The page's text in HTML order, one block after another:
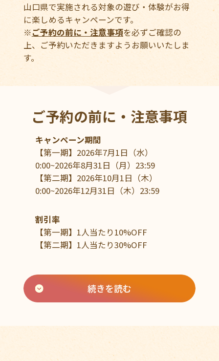
山口県で実施される対象の遊び・体験がお得
に楽しめるキャンペーンです。
※ご予約の前に・注意事項を必ずご確認の
上、ご予約いただきますようお願いいたしま
す。
ご予約の前に・注意事項
キャンペーン期間
【第一期】2026年7月1日（水）
0:00~2026年8月31日（月）23:59
【第二期】2026年10月1日（木）
0:00~2026年12月31日（木）23:59
割引率
【第一期】1人当たり10%OFF
【第二期】1人当たり30%OFF
続きを読む